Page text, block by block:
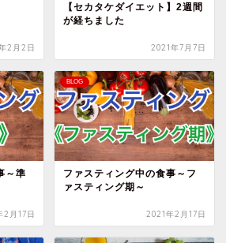
2月2日
【セカタケダイエット】2週間
が経ちました
2021年7月7日
～準
2月17日
BLOG
ファスティング中の食事～フ
ァスティング期～
2021年2月17日